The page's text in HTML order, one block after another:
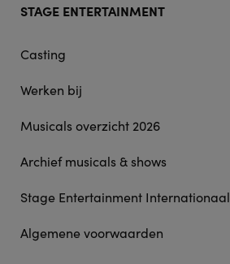
doormat
STAGE ENTERTAINMENT
Casting
Werken bij
Musicals overzicht 2026
Archief musicals & shows
Stage Entertainment Internationaal
Algemene voorwaarden